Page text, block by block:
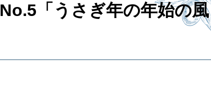
「うさぎ年の年始の風